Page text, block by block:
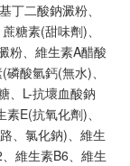
二酸鈉澱粉、
糖素(甜味劑)、
粉、維生素A醋酸
酸氫鈣(無水)、
、L-抗壞血酸鈉
E(抗氧化劑)、
、氯化鈉)、維生
維生素B6、維生